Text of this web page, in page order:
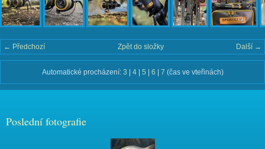
← Předchozí Další →
Zpět do složky
Automatické procházení: 3 | 4| 5 | 6 | 7 (čas ve vteřinách)
Poslední fotografie